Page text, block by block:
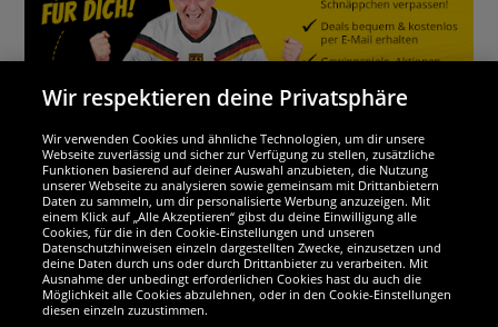
Wir sind ausgezeichnet
Wir respektieren deine Privatsphäre
Wir verwenden Cookies und ähnliche Technologien, um dir unsere
Webseite zuverlässig und sicher zur Verfügung zu stellen, zusätzliche
Funktionen basierend auf deiner Auswahl anzubieten, die Nutzung
unserer Webseite zu analysieren sowie gemeinsam mit Drittanbietern
Daten zu sammeln, um dir personalisierte Werbung anzuzeigen. Mit
einem Klick auf „Alle Akzeptieren“ gibst du deine Einwilligung alle
Cookies, für die in den Cookie-Einstellungen und unseren
Datenschutzhinweisen einzeln dargestellten Zwecke, einzusetzen und
deine Daten durch uns oder durch Drittanbieter zu verarbeiten. Mit
Ausnahme der unbedingt erforderlichen Cookies hast du auch die
Möglichkeit alle Cookies abzulehnen, oder in den Cookie-Einstellungen
diesen einzeln zuzustimmen.